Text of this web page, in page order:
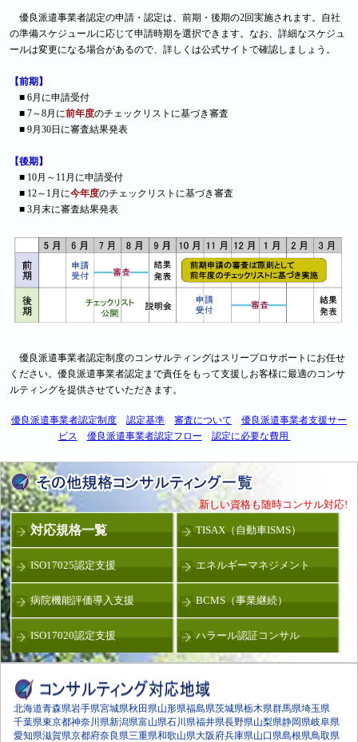
優良派遣事業者認定の申請・認定は、前期・後期の2回実施されます。自社
の準備スケジュールに応じて申請時期を選択できます。なお、詳細なスケジュ
ールは変更になる場合があるので、詳しくは公式サイトで確認しましょう。
【前期】
■ 6月に申請受付
■ 7～8月に前年度のチェックリストに基づき審査
■ 9月30日に審査結果発表
【後期】
■ 10月～11月に申請受付
■ 12～1月に今年度のチェックリストに基づき審査
■ 3月末に審査結果発表
優良派遣事業者認定制度のコンサルティングはスリープロサポートにお任せ
ください。優良派遣事業者認定まで責任をもって支援しお客様に最適のコンサ
ルティングを提供させていただきます。
優良派遣事業者認定制度 認定基準 審査について
優良派遣事業者支援サー
ビス
優良派遣事業者認定フロー 認定に必要な費用
新しい資格も随時コンサル対応!
対応規格一覧 TISAX（自動車ISMS）
ISO17025認定支援 エネルギーマネジメント
病院機能評価導入支援 BCMS（事業継続）
ISO17020認定支援 ハラール認証コンサル
北海道青森県岩手県宮城県秋田県山形県福島県茨城県栃木県群馬県埼玉県
千葉県東京都神奈川県新潟県富山県石川県福井県長野県山梨県静岡県岐阜県
愛知県滋賀県京都府奈良県三重県和歌山県大阪府兵庫県山口県島根県鳥取県